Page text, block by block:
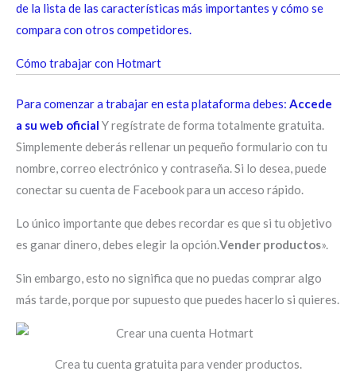
de la lista de las características más importantes y cómo se
compara con otros competidores.
Cómo trabajar con Hotmart
Para comenzar a trabajar en esta plataforma debes: Accede
a su web oficial Y regístrate de forma totalmente gratuita.
Simplemente deberás rellenar un pequeño formulario con tu
nombre, correo electrónico y contraseña. Si lo desea, puede
conectar su cuenta de Facebook para un acceso rápido.
Lo único importante que debes recordar es que si tu objetivo
es ganar dinero, debes elegir la opción. Vender productos».
Sin embargo, esto no significa que no puedas comprar algo
más tarde, porque por supuesto que puedes hacerlo si quieres.
Crea tu cuenta gratuita para vender productos.